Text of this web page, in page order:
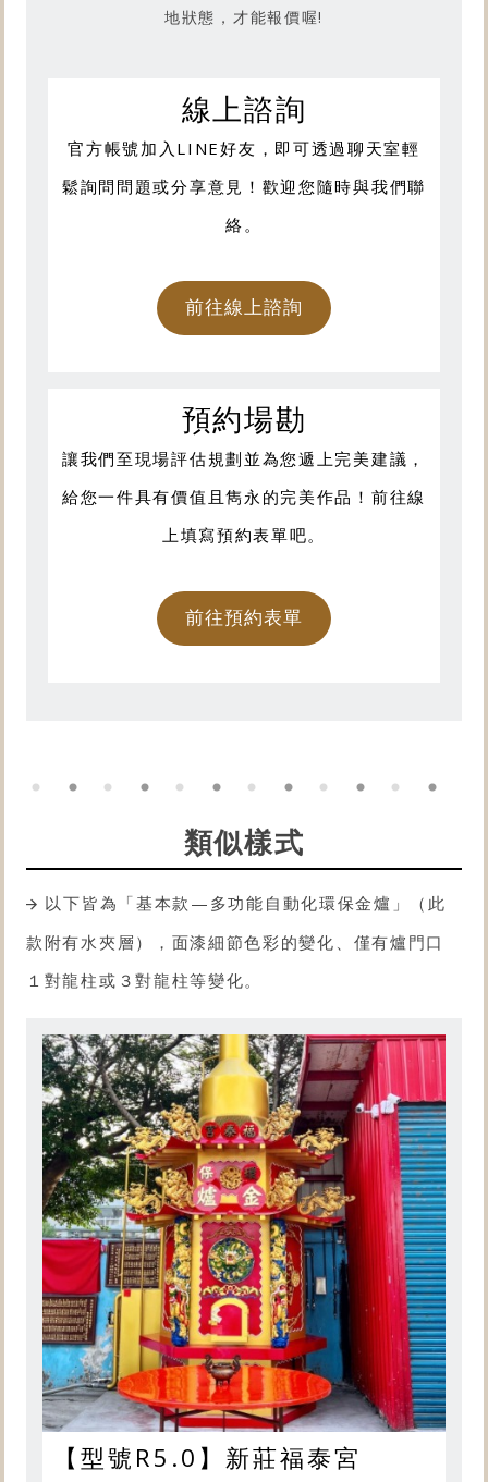
地狀態，才能報價喔!
線上諮詢
官方帳號加入LINE好友，即可透過聊天室輕
鬆詢問問題或分享意見！歡迎您隨時與我們聯
絡。
前往線上諮詢
預約場勘
讓我們至現場評估規劃並為您遞上完美建議，
給您一件具有價值且雋永的完美作品！前往線
上填寫預約表單吧。
前往預約表單
類似樣式
以下皆為「基本款—多功能自動化環保金爐 」（此
款附有水夾層），面漆細節色彩的變化、僅有爐門口
１對龍柱或３對龍柱等變化。
【型號R5.0】新莊福泰宮